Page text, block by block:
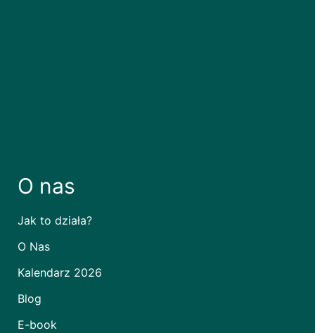
O nas
Jak to działa?
O Nas
Kalendarz 2026
Blog
E-book